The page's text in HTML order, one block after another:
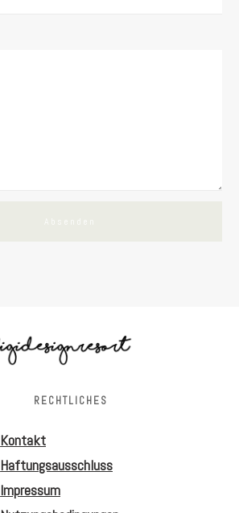
RECHTLICHES
Kontakt
Haftungsausschluss
Impressum